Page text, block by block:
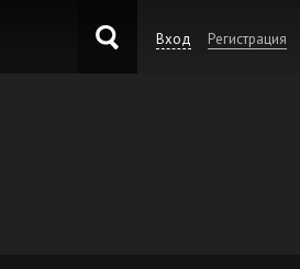
Вход Регистрация